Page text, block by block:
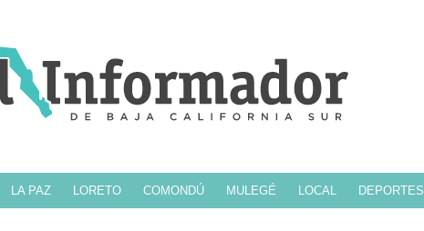
LA PAZ LORETO COMONDÚ MULEGÉ LOCAL DEPORTES